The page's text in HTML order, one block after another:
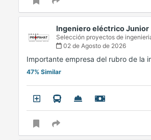
Ingeniero eléctrico Junior
Selección proyectos de
02 de Agosto de 2026
Importante empresa del rubro de la
47% Similar